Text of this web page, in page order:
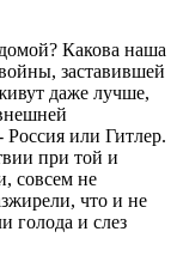
Какова наша
заставившей
даже лучше,
Россия или Гитлер.
при той и
совсем не
что и не
голода и слез